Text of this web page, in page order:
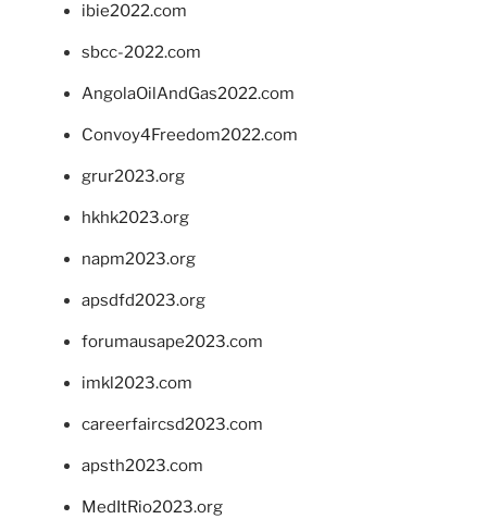
ibie2022.com
sbcc-2022.com
AngolaOilAndGas2022.com
Convoy4Freedom2022.com
grur2023.org
hkhk2023.org
napm2023.org
apsdfd2023.org
forumausape2023.com
imkl2023.com
careerfaircsd2023.com
apsth2023.com
MedItRio2023.org